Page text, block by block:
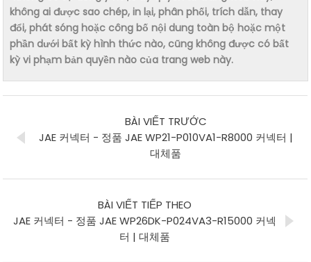
không ai được sao chép, in lại, phân phối, trích dẫn, thay
đổi, phát sóng hoặc công bố nội dung toàn bộ hoặc một
phần dưới bất kỳ hình thức nào, cũng không được có bất
kỳ vi phạm bản quyền nào của trang web này.
BÀI VIẾT TRƯỚC
JAE 커넥터 - 정품 JAE WP21-P010VA1-R8000 커넥터 |
대체품
BÀI VIẾT TIẾP THEO
JAE 커넥터 - 정품 JAE WP26DK-P024VA3-R15000 커넥
터 | 대체품